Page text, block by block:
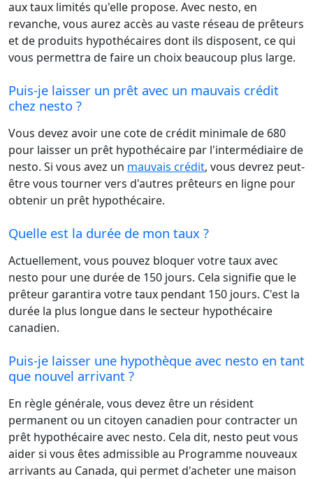
aux taux limités qu'elle propose. Avec nesto, en
revanche, vous aurez accès au vaste réseau de prêteurs
et de produits hypothécaires dont ils disposent, ce qui
vous permettra de faire un choix beaucoup plus large.
Puis-je laisser un prêt avec un mauvais crédit
chez nesto ?
Vous devez avoir une cote de crédit minimale de 680
pour laisser un prêt hypothécaire par l'intermédiaire de
nesto. Si vous avez un mauvais crédit, vous devrez peut-
être vous tourner vers d'autres prêteurs en ligne pour
obtenir un prêt hypothécaire.
Quelle est la durée de mon taux ?
Actuellement, vous pouvez bloquer votre taux avec
nesto pour une durée de 150 jours. Cela signifie que le
prêteur garantira votre taux pendant 150 jours. C'est la
durée la plus longue dans le secteur hypothécaire
canadien.
Puis-je laisser une hypothèque avec nesto en tant
que nouvel arrivant ?
En règle générale, vous devez être un résident
permanent ou un citoyen canadien pour contracter un
prêt hypothécaire avec nesto. Cela dit, nesto peut vous
aider si vous êtes admissible au Programme nouveaux
arrivants au Canada, qui permet d'acheter une maison